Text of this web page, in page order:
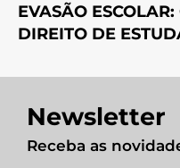
EVASÃO
DIREITO DE
Newsletter
Receba as